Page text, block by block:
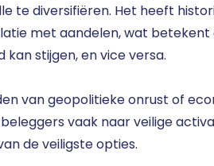
te diversifiëren. Het heeft
met aandelen, wat
kan stijgen, en vice versa.
van geopolitieke onrust of
vaak naar veilige
de veiligste opties.